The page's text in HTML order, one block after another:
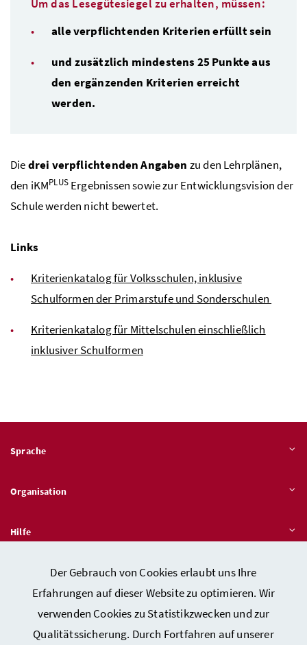
Der Gebrauch von Cookies erlaubt uns Ihre
Erfahrungen auf dieser Website zu optimieren. Wir
verwenden Cookies zu Statistikzwecken und zur
Qualitätssicherung. Durch Fortfahren auf unserer
Um das Lesegütesiegel zu erhalten, müssen:
alle verpflichtenden Kriterien erfüllt sein
und zusätzlich mindestens 25 Punkte aus
den ergänzenden Kriterien erreicht
werden.
Diedrei verpflichtenden Angaben zu den Lehrplänen,
den iKMPLUSErgebnissen sowie zur Entwicklungsvision der
Schule werden nicht bewertet.
Links
Kriterienkatalog für Volksschulen, inklusive
Schulformen der Primarstufe und Sonderschulen
Kriterienkatalog für Mittelschulen einschließlich
inklusiver Schulformen
Sprache
Organisation
Hilfe
Quicklinks